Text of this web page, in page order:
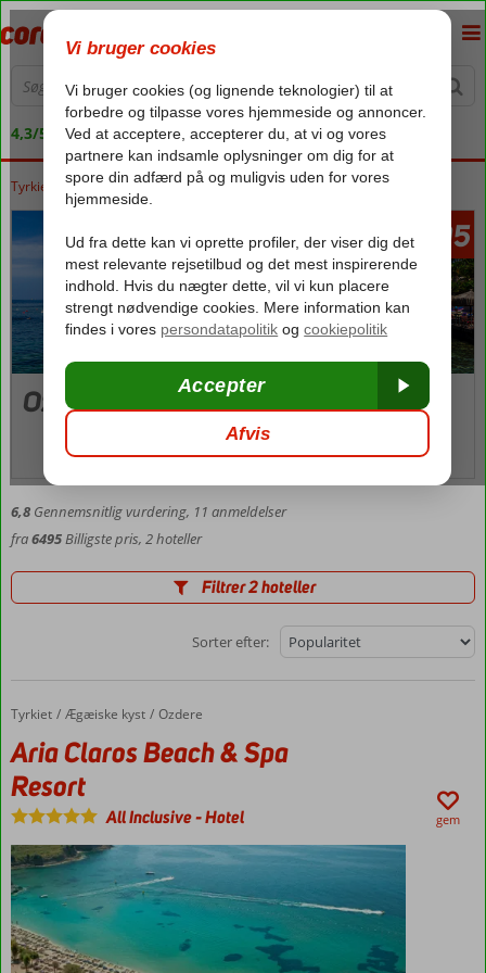
4,3/5 på Trustpilot
Forside
Tyrkiet Ægæiske kyst Ozdere
fra 6495
Ozdere
Billeder og video kort
6,8 Gennemsnitlig vurdering, 11 anmeldelser
fra6495Billigste pris, 2 hoteller
Filtrer 2 hoteller
Sorter efter:
Forside
Tyrkiet Ægæiske kyst Ozdere
Aria Claros Beach & Spa Resort
Aria Claros Beach & Spa
Resort
All Inclusive-Hotel gem